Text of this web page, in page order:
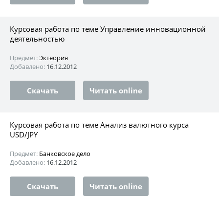
Курсовая работа по теме Управление инновационной
деятельностью
Предмет:Эктеория
Добавлено: 16.12.2012
Скачать Читать online
Курсовая работа по теме Анализ валютного курса
USD/JPY
Предмет: Банковское дело
Добавлено: 16.12.2012
Скачать Читать online